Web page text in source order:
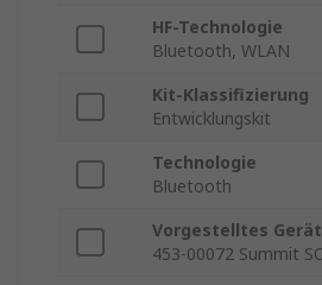
HF-Technologie
Bluetooth, WLAN
Kit-Klassifizierung
Entwicklungskit
Technologie
Bluetooth
Vorgestelltes Gerät
453-00072 Summit